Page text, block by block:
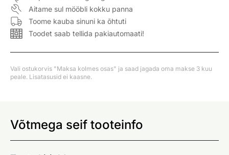
Aitame sul mööbli kokku panna
Toome kauba sinuni ka õhtuti
Toodet saab tellida pakiautomaati!
Vali ostukorvis "Maksa kolmes osas" ja saad jagada oma makse 3 kuu
peale. Lisatasusid ei kaasne.
Võtmega seif tooteinfo